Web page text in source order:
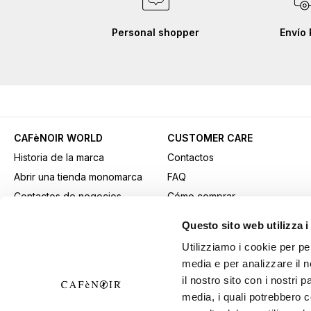
Questo sito web utilizza i
Utilizziamo i cookie per
media e per analizzare il
il nostro sito con i nostri
media, i quali potrebbero
Personal shopper Envío
CAFèNOIR WORLD
Historia de la marca
Abrir una tienda monomarca
Contactos de negocios
CUSTOMER CARE
Contactos
FAQ
Cómo comprar
Transporte
Devoluciones y retiros
Condiciones generales de
venta